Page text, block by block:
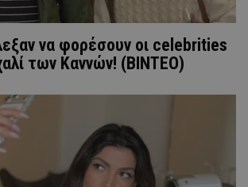
να φορέσουν οι celebrities
των Καννών! (ΒΙΝΤΕΟ)